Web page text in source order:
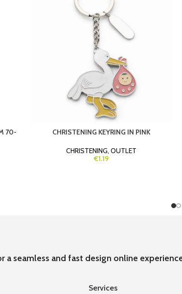
70-
CHRISTENING KEYRING IN PINK
CHRISTENING,OUTLET
€1.19
a seamless and fast design online
Services